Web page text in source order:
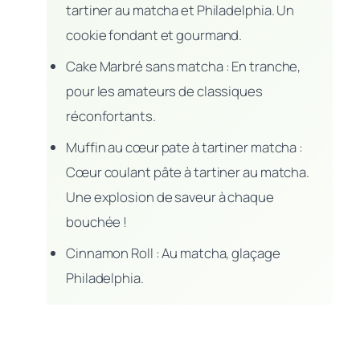
tartiner au matcha et Philadelphia. Un
cookie fondant et gourmand.
Cake Marbré sans matcha : En tranche,
pour les amateurs de classiques
réconfortants.
Muffin au cœur pate à tartiner matcha :
Cœur coulant pâte à tartiner au matcha.
Une explosion de saveur à chaque
bouchée !
Cinnamon Roll : Au matcha, glaçage
Philadelphia.